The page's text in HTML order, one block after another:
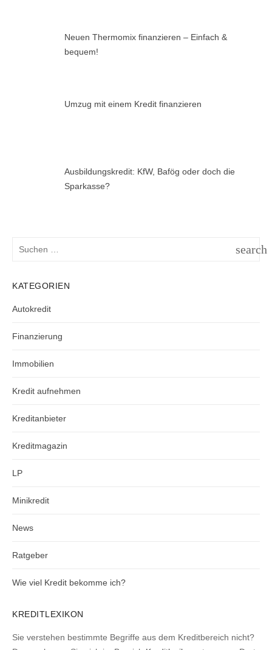
Neuen Thermomix finanzieren – Einfach &
bequem!
Umzug mit einem Kredit finanzieren
Ausbildungskredit: KfW, Bafög oder doch die
Sparkasse?
search
KATEGORIEN
Autokredit
Finanzierung
Immobilien
Kredit aufnehmen
Kreditanbieter
Kreditmagazin
LP
Minikredit
News
Ratgeber
Wie viel Kredit bekomme ich?
KREDITLEXIKON
Sie verstehen bestimmte Begriffe aus dem Kreditbereich nicht?